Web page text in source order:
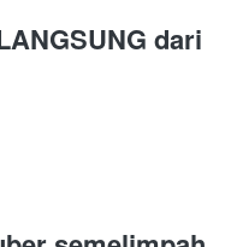
dari